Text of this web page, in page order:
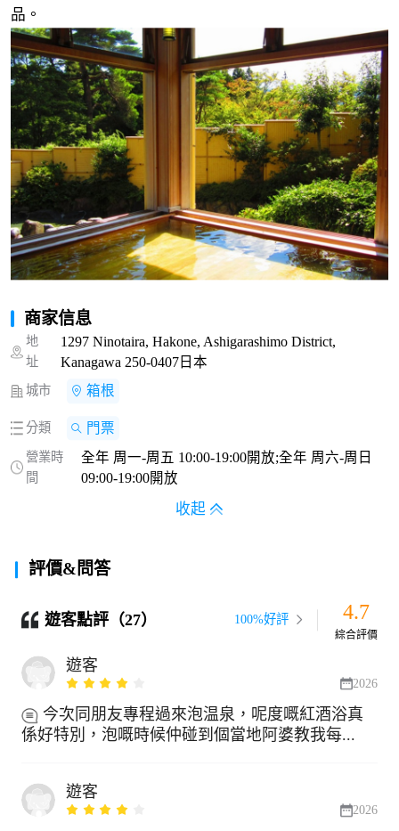
品。
商家信息
地
址
1297 Ninotaira, Hakone, Ashigarashimo District,
Kanagawa 250-0407日本
城市 箱根
分類 門票
營業時
間
全年 周一-周五 10:00-19:00開放;全年 周六-周日
09:00-19:00開放
收起
評價&問答
遊客點評（27） 100%好評 4.7
綜合評價
遊客
2026
今次同朋友專程過來泡温泉，呢度嘅紅酒浴真
係好特別，泡嘅時候仲碰到個當地阿婆教我每...
遊客
2026